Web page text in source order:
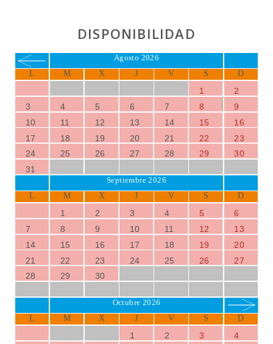
jardín da la vuelta, donde se puede jugar al
o acostarse encamas solares
sombra de los árboles.
DISPONIBILIDAD
Agosto 2026
L M X J V S D
1
2
3
4 5 6 7 8
9
10
11 12 13 14 15
16
17
18 19 20 21 22
23
24
25 26 27 28 29
30
31
Septiembre 2026
L M X J V S D
1 2 3 4 5
6
7
8 9 10 11 12
13
14
15 16 17 18 19
20
21
22 23 24 25 26
27
28
29 30
Octubre 2026
L M X J V S D
1 2 3
4